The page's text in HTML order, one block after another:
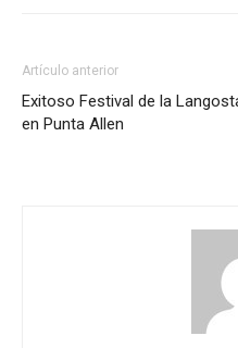
Artículo anterior
Exitoso Festival de la
en Punta Allen